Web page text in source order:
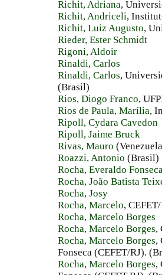
Richit, Adriana,
Richit, Andriceli,
Richit, Luiz Augusto,
Rieder, Ester Schmidt
Rigoni, Aldoir
Rinaldi, Carlos
Rinaldi, Carlos,
(Brasil)
Rios, Diogo Franco,
Rios de Paula, Marília,
Ripoll, Cydara Cavedon
Ripoll, Jaime Bruck
Rivas, Mauro
Roazzi, Antonio (Brasil)
Rocha, Everaldo
Rocha, João Batista
Rocha, Josy
Rocha, Marcelo,
Rocha, Marcelo Borges
Rocha, Marcelo Borges,
Rocha, Marcelo Borges,
Fonseca (CEFET/RJ).
Rocha, Marcelo Borges,